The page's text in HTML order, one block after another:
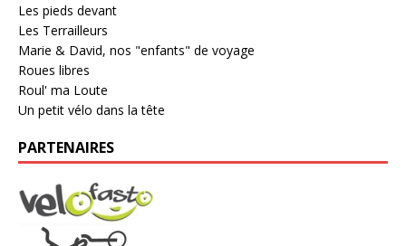
Les pieds devant
Les Terrailleurs
Marie & David, nos "enfants" de voyage
Roues libres
Roul' ma Loute
Un petit vélo dans la tête
PARTENAIRES